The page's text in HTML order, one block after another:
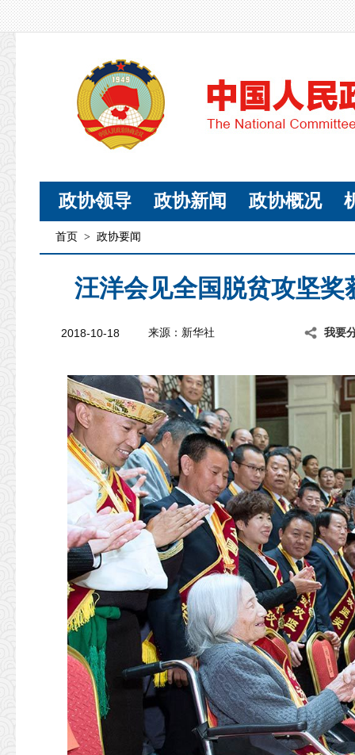
政协领导 政协新闻 政协概况
首页 > 政协要闻
汪洋会见全国脱贫攻坚
2018-10-18 来源：新华社 我要